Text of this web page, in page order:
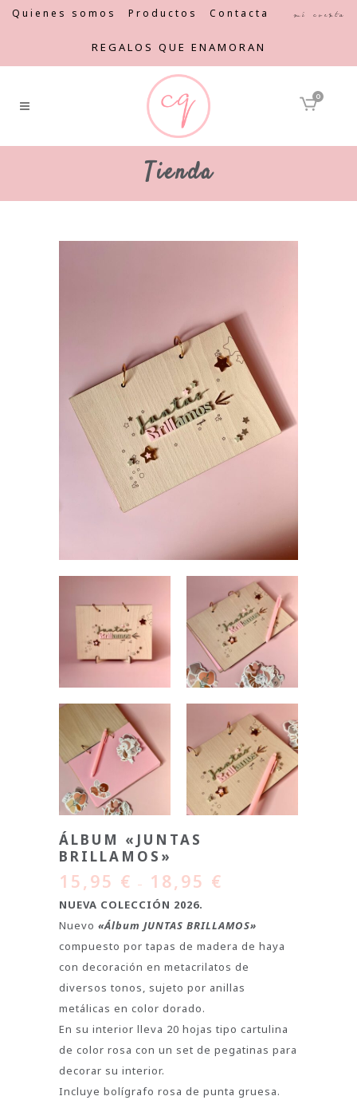
Quienes somos Productos Contacta Mi cuenta
REGALOS QUE ENAMORAN
0
Tienda
ÁLBUM «JUNTAS
BRILLAMOS»
15,95 € – 18,95 €
NUEVA COLECCIÓN 2026.
Nuevo «Álbum JUNTAS BRILLAMOS»
compuesto por tapas de madera de haya
con decoración en metacrilatos de
diversos tonos, sujeto por anillas
metálicas en color dorado.
En su interior lleva 20 hojas tipo cartulina
de color rosa con un set de pegatinas para
decorar su interior.
Incluye bolígrafo rosa de punta gruesa.